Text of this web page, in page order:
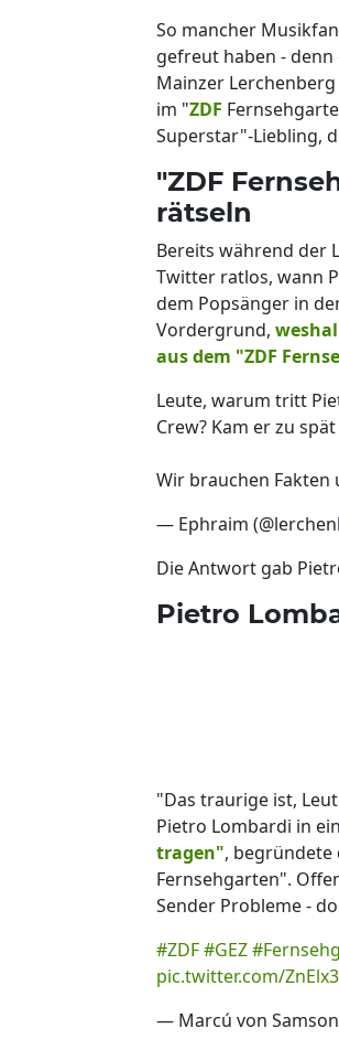
So mancher
gefreut haben -
Mainzer
im "ZDF
Superstar"-Liebling,
"ZDF
rätseln
Bereits während der
Twitter ratlos, wann
dem Popsänger in
Vordergrund,
aus dem "ZDF
Leute, warum tritt
Crew? Kam er zu
Wir brauchen
— Ephraim
Die Antwort gab
Pietro
"Das traurige ist,
Pietro Lombardi in
tragen", begründete
Fernsehgarten".
Sender Probleme -
#ZDF#GEZ
pic.twitter.com/
— Marcú von